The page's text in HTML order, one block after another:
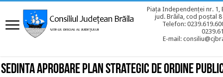
Piața Independenței nr. 1,
jud. Brăila, cod poștal
Telefon:
E-mail:
Sedinta aprobare Plan Strategic de Ordine